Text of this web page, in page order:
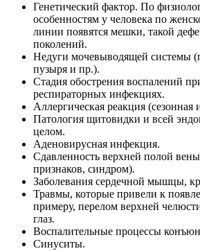
Генетический фактор. По
особенностям у человека по
линии появятся мешки, такой
поколений.
Недуги мочевыводящей системы
пузыря и пр.).
Стадия обострения воспалений
респираторных инфекциях.
Аллергическая реакция
Патология щитовидки и всей
целом.
Аденовирусная инфекция.
Сдавленность верхней полой
признаков, синдром).
Заболевания сердечной мышцы,
Травмы, которые привели к
примеру, перелом верхней
глаз.
Воспалительные процессы
Синуситы.